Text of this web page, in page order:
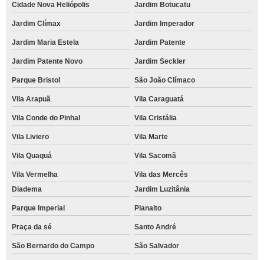
Cidade Nova Heliópolis
Jardim Botucatu
Jardim Clímax Jardim Imperador
Jardim Maria Estela Jardim Patente
Jardim Patente Novo Jardim Seckler
Parque Bristol São João Clímaco
Vila Arapuã Vila Caraguatá
Vila Conde do Pinhal Vila Cristália
Vila Liviero Vila Marte
Vila Quaquá Vila Sacomã
Vila Vermelha
Vila das Mercês
Diadema
Jardim Luzitânia
Parque Imperial Planalto
Praça da sé Santo André
São Bernardo do Campo São Salvador